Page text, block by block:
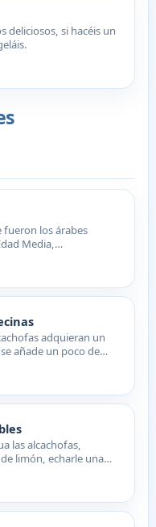
deliciosos, si hacéis un
fueron los árabes
Media,
d…
adquieran un
añade un poco de
las alcachofas,
limón, echarle unas